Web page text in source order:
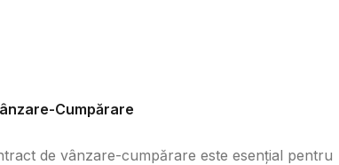
Cumpărare
de vânzare-cumpărare este esențial pentru